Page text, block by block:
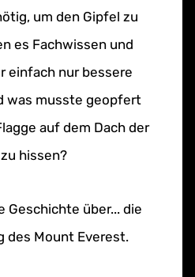
um den Gipfel zu
es Fachwissen und
einfach nur bessere
was musste geopfert
auf dem Dach der
hissen?
Geschichte über... die
des Mount Everest.